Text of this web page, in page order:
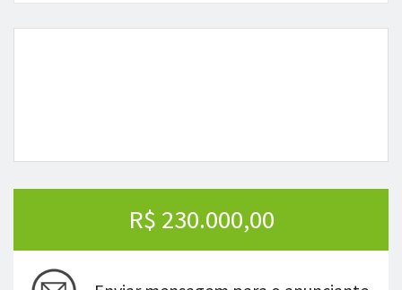
R$ 230.000,00